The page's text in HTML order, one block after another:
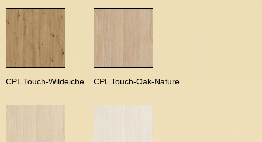
CPL Touch-Wildeiche CPL Touch-Oak-Nature